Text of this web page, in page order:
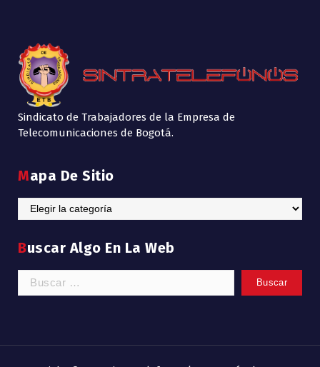
Sindicato de Trabajadores de la Empresa de
Telecomunicaciones de Bogotá.
Mapa De Sitio
Mapa
de
Buscar Algo En La Web
Buscar: